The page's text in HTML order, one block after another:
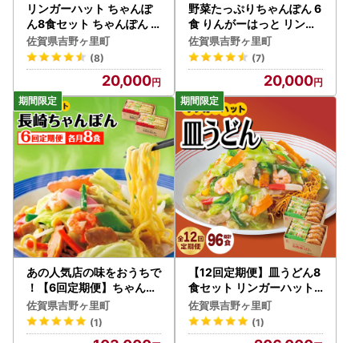
リンガーハット ちゃんぽ
ん8食セット ちゃんぽん
長崎ちゃんぽん[FBI002]
佐賀県吉野ヶ里町
(8)
20,000
野菜たっぷりちゃんぽん 6
食 りんがーはっと リンガ
ーハット[FBI017]
佐賀県吉野ヶ里町
(7)
20,000
あの人気店の味をおうちで
！【6回定期便】ちゃんぽ
ん8食セット リンガーハッ
ト 長崎ちゃんぽん チャン
ポン[FBI006]
佐賀県吉野ヶ里町
(1)
【12回定期便】皿うどん8
食セット リンガーハット
長崎ちゃんぽん 皿 うどん
[FBI010]
佐賀県吉野ヶ里町
(1)